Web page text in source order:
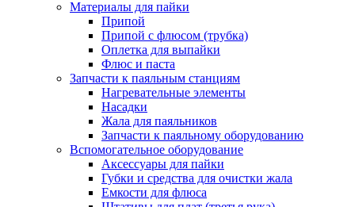
Материалы для пайки
Припой
Припой с флюсом (трубка)
Оплетка для выпайки
Флюс и паста
Запчасти к паяльным станциям
Нагревательные элементы
Насадки
Жала для паяльников
Запчасти к паяльному оборудованию
Вспомогательное оборудование
Аксессуары для пайки
Губки и средства для очистки жала
Емкости для флюса